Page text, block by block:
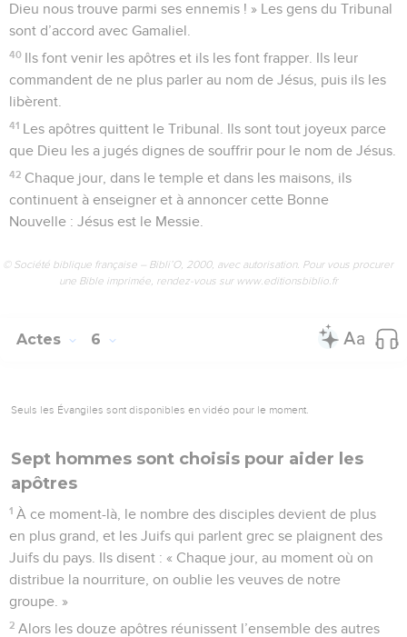
Dieu nous trouve parmi ses ennemis ! » Les gens du Tribunal
sont d’accord avec Gamaliel.
40 Ils font venir les apôtres et ils les font frapper. Ils leur
commandent de ne plus parler au nom de Jésus, puis ils les
libèrent.
41 Les apôtres quittent le Tribunal. Ils sont tout joyeux parce
que Dieu les a jugés dignes de souffrir pour le nom de Jésus.
42 Chaque jour, dans le temple et dans les maisons, ils
continuent à enseigner et à annoncer cette Bonne
Nouvelle : Jésus est le Messie.
© Société biblique française – Bibli’O, 2000, avec autorisation. Pour vous procurer
une Bible imprimée, rendez-vous sur www.editionsbiblio.fr
Actes 6
Seuls les Évangiles sont disponibles en vidéo pour le moment.
Sept hommes sont choisis pour aider les
apôtres
1 À ce moment-là, le nombre des disciples devient de plus
en plus grand, et les Juifs qui parlent grec se plaignent des
Juifs du pays. Ils disent : « Chaque jour, au moment où on
distribue la nourriture, on oublie les veuves de notre
groupe. »
2 Alors les douze apôtres réunissent l’ensemble des autres